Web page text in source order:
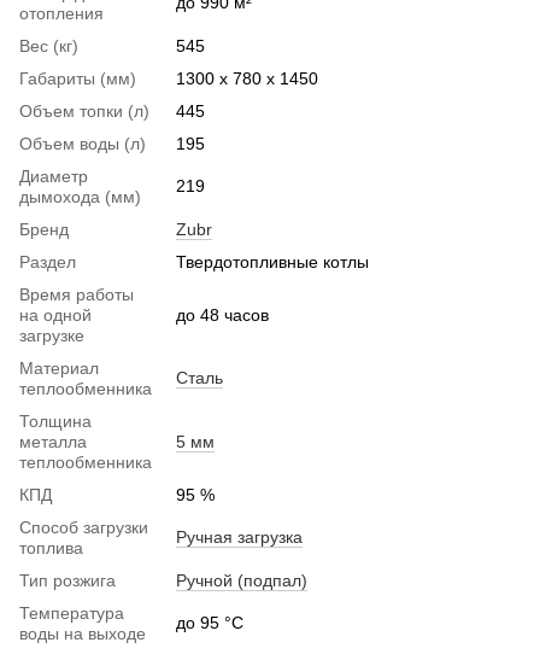
отопления
Вес (кг)
545
Габариты (мм)
1300 х 780 х 1450
Объем топки (л)
445
Объем воды (л)
195
Диаметр
дымохода (мм)
219
Бренд
Zubr
Раздел
Твердотопливные котлы
Время работы
на одной
загрузке
до 48 часов
Материал
теплообменника
Сталь
Толщина
металла
теплообменника
5 мм
КПД
95 %
Способ загрузки
топлива
Ручная загрузка
Тип розжига
Ручной (подпал)
Температура
воды на выходе
до 95 °C